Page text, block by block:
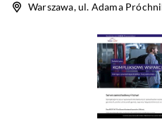
Warszawa, ul. Adama